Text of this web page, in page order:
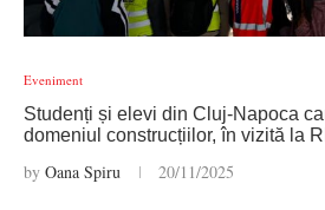
Eveniment
Studenți și elevi din Cluj-Napoca
domeniul construcțiilor, în vizită la
by Oana Spiru 20/11/2025